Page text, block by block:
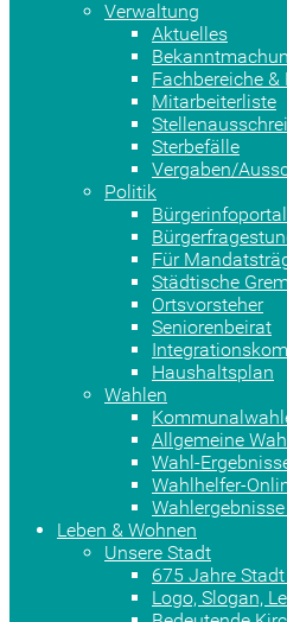
Verwaltung
Aktuelles
Fachbereiche
Mitarbeiterliste
Sterbefälle
Vergaben/
Politik
Für
Städtische
Ortsvorsteher
Seniorenbeirat
Haushaltsplan
Wahlen
Allgemeine
Wahl-
Wahlhelfer-
Leben & Wohnen
Unsere Stadt
675 Jahre
Logo, Slogan,